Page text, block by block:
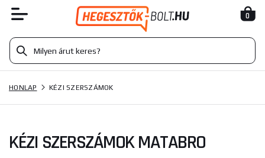
0
HONLAP KÉZI SZERSZÁMOK
KÉZI SZERSZÁMOK MATABRO